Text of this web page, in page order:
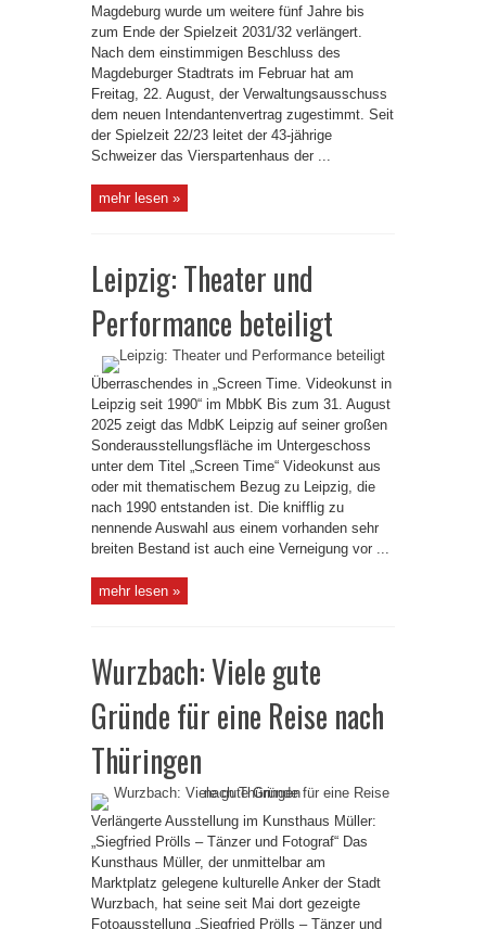
Magdeburg wurde um weitere fünf Jahre bis
zum Ende der Spielzeit 2031/32 verlängert.
Nach dem einstimmigen Beschluss des
Magdeburger Stadtrats im Februar hat am
Freitag, 22. August, der Verwaltungsausschuss
dem neuen Intendantenvertrag zugestimmt. Seit
der Spielzeit 22/23 leitet der 43-jährige
Schweizer das Vierspartenhaus der ...
mehr lesen »
Leipzig: Theater und
Performance beteiligt
Überraschendes in „Screen Time. Videokunst in
Leipzig seit 1990“ im MbbK Bis zum 31. August
2025 zeigt das MdbK Leipzig auf seiner großen
Sonderausstellungsfläche im Untergeschoss
unter dem Titel „Screen Time“ Videokunst aus
oder mit thematischem Bezug zu Leipzig, die
nach 1990 entstanden ist. Die knifflig zu
nennende Auswahl aus einem vorhanden sehr
breiten Bestand ist auch eine Verneigung vor ...
mehr lesen »
Wurzbach: Viele gute
Gründe für eine Reise nach
Thüringen
Verlängerte Ausstellung im Kunsthaus Müller:
„Siegfried Prölls – Tänzer und Fotograf“ Das
Kunsthaus Müller, der unmittelbar am
Marktplatz gelegene kulturelle Anker der Stadt
Wurzbach, hat seine seit Mai dort gezeigte
Fotoausstellung „Siegfried Prölls – Tänzer und